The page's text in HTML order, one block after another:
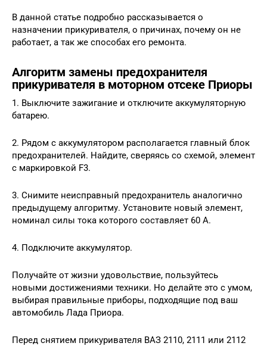
В данной статье подробно рассказывается о
назначении прикуривателя, о причинах, почему он не
работает, а так же способах его ремонта.
Алгоритм замены предохранителя
прикуривателя в моторном отсеке Приоры
1. Выключите зажигание и отключите аккумуляторную
батарею.
2. Рядом с аккумулятором располагается главный блок
предохранителей. Найдите, сверяясь со схемой, элемент
с маркировкой F3.
3. Снимите неисправный предохранитель аналогично
предыдущему алгоритму. Установите новый элемент,
номинал силы тока которого составляет 60 А.
4. Подключите аккумулятор.
Получайте от жизни удовольствие, пользуйтесь
новыми достижениями техники. Но делайте это с умом,
выбирая правильные приборы, подходящие под ваш
автомобиль Лада Приора.
Перед снятием прикуривателя ВАЗ 2110, 2111 или 2112